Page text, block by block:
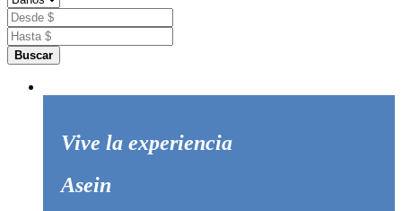
Buscar
Vive la experiencia
Asein